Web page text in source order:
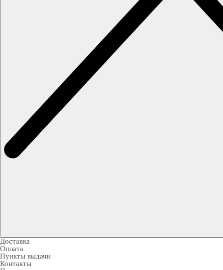
Доставка
Оплата
Пункты выдачи
Контакты